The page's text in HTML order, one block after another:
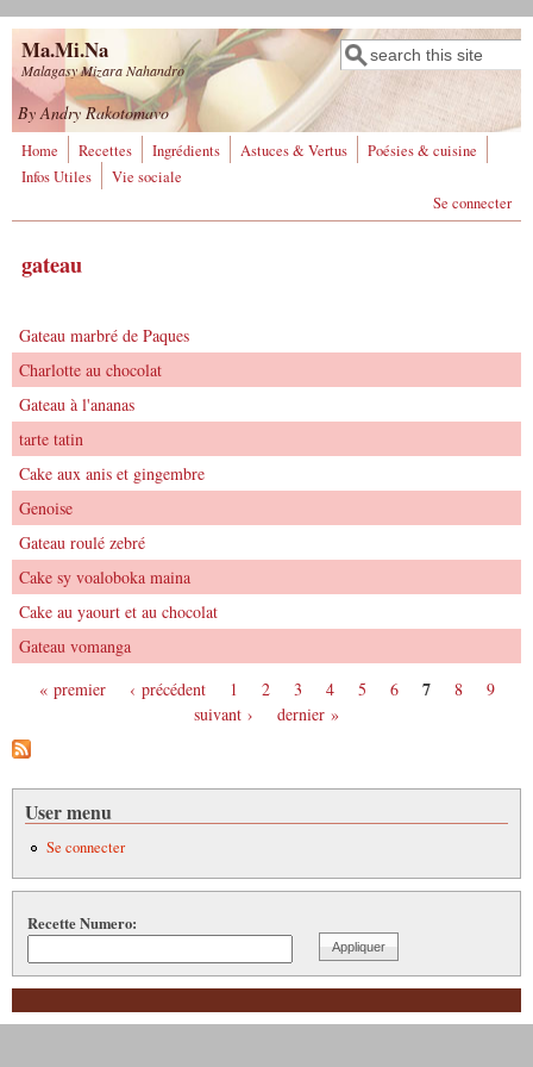
Aller au contenu principal
Ma.Mi.Na
Malagasy Mizara Nahandro
Formulaire de
recherche
Rechercher
By Andry Rakotomavo
Home Recettes Ingrédients Astuces & Vertus
Poésies & cuisine
Infos Utiles
Vie sociale
Se connecter
gateau
Gateau marbré de Paques
Charlotte au chocolat
Gateau à l'ananas
tarte tatin
Cake aux anis et gingembre
Genoise
Gateau roulé zebré
Cake sy voaloboka maina
Cake au yaourt et au chocolat
Gateau vomanga
Pages
« premier ‹ précédent 1 2 3 4 5 6 7 8
9
suivant ›
dernier »
User menu
Se connecter
Recette Numero: